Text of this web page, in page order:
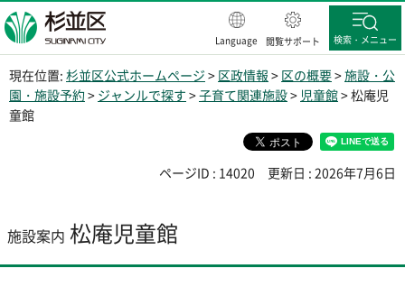
杉並区
Language 閲覧サポート 検索・メニュー
現在位置: 杉並区公式ホームページ > 区政情報 > 区の概要>施設・公
園・施設予約> ジャンルで探す >子育て関連施設> 児童館> 松庵児
童館
ページID : 14020 更新日 : 2026年7月6日
施設案内 松庵児童館